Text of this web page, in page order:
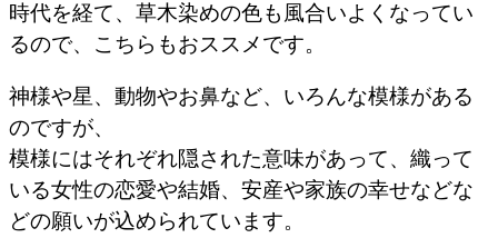
時代を経て、草木染めの色も風合いよくなってい
るので、こちらもおススメです。
神様や星、動物やお鼻など、いろんな模様がある
のですが、
模様にはそれぞれ隠された意味があって、織って
いる女性の恋愛や結婚、安産や家族の幸せなどな
どの願いが込められています。